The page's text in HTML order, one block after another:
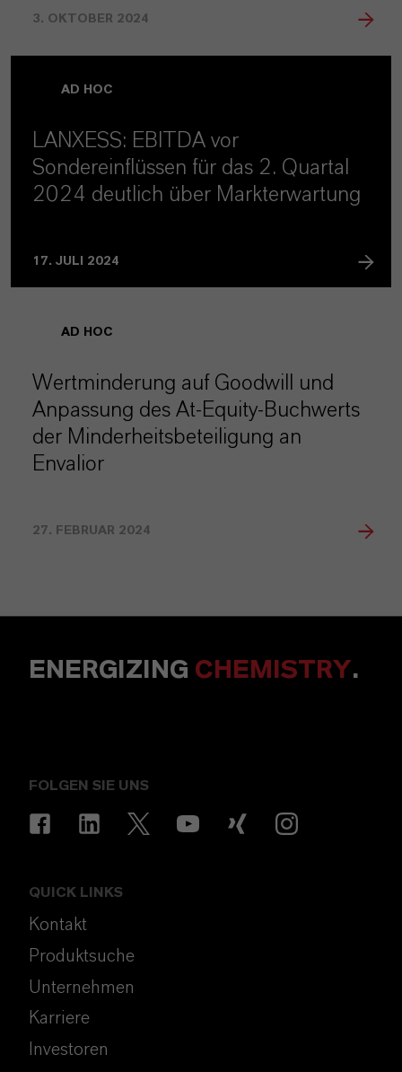
3. OKTOBER 2024
AD HOC
LANXESS: EBITDA vor
Sondereinflüssen für das 2. Quartal
2024 deutlich über Markterwartung
17. JULI 2024
AD HOC
Wertminderung auf Goodwill und
Anpassung des At-Equity-Buchwerts
der Minderheitsbeteiligung an
Envalior
27. FEBRUAR 2024
ENERGIZING CHEMISTRY.
FOLGEN SIE UNS
QUICK LINKS
Kontakt
Produktsuche
Unternehmen
Karriere
Investoren